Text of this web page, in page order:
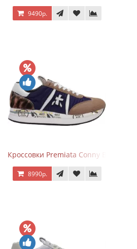
9490р.
Кроссовки Premiata Conny Blue Brown
8990р.